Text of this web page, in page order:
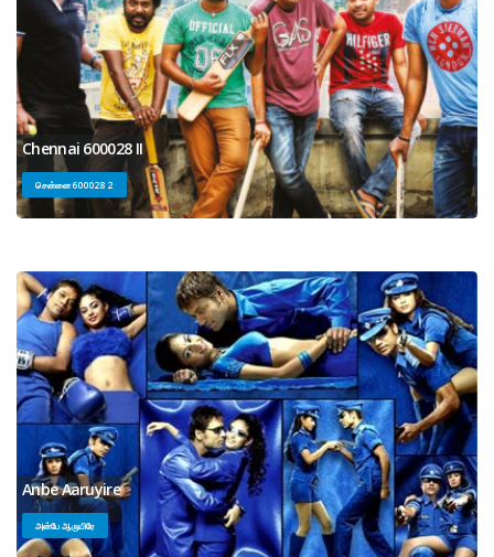
Chennai 600028 II
சென்னை 600028 2
Anbe Aaruyire
அன்பே ஆருயிரே